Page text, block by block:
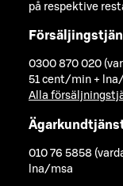
på respektive
0300 870 020
51 cent/min +
Alla
010 76 5858
lna/msa